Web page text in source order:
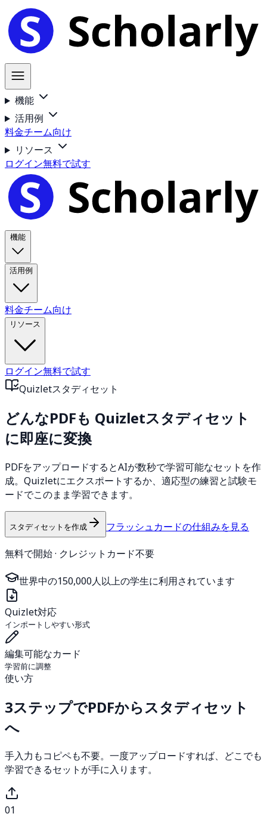
機能
活用例
料金チーム向け
リソース
ログイン無料で試す
機能
活用例
料金チーム向け
リソース
ログイン無料で試す
Quizletスタディセット
どんなPDFも Quizletスタディセット
に即座に変換
PDFをアップロードするとAIが数秒で学習可能なセットを作
成。Quizletにエクスポートするか、適応型の練習と試験モ
ードでこのまま学習できます。
スタディセットを作成 フラッシュカードの仕組みを見る
無料で開始 · クレジットカード不要
世界中の150,000人以上の学生に利用されています
Quizlet対応
インポートしやすい形式
編集可能なカード
学習前に調整
使い方
3ステップでPDFからスタディセット
へ
手入力もコピペも不要。一度アップロードすれば、どこでも
学習できるセットが手に入ります。
01